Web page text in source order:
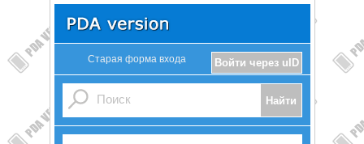
Войти через uID
Старая форма входа